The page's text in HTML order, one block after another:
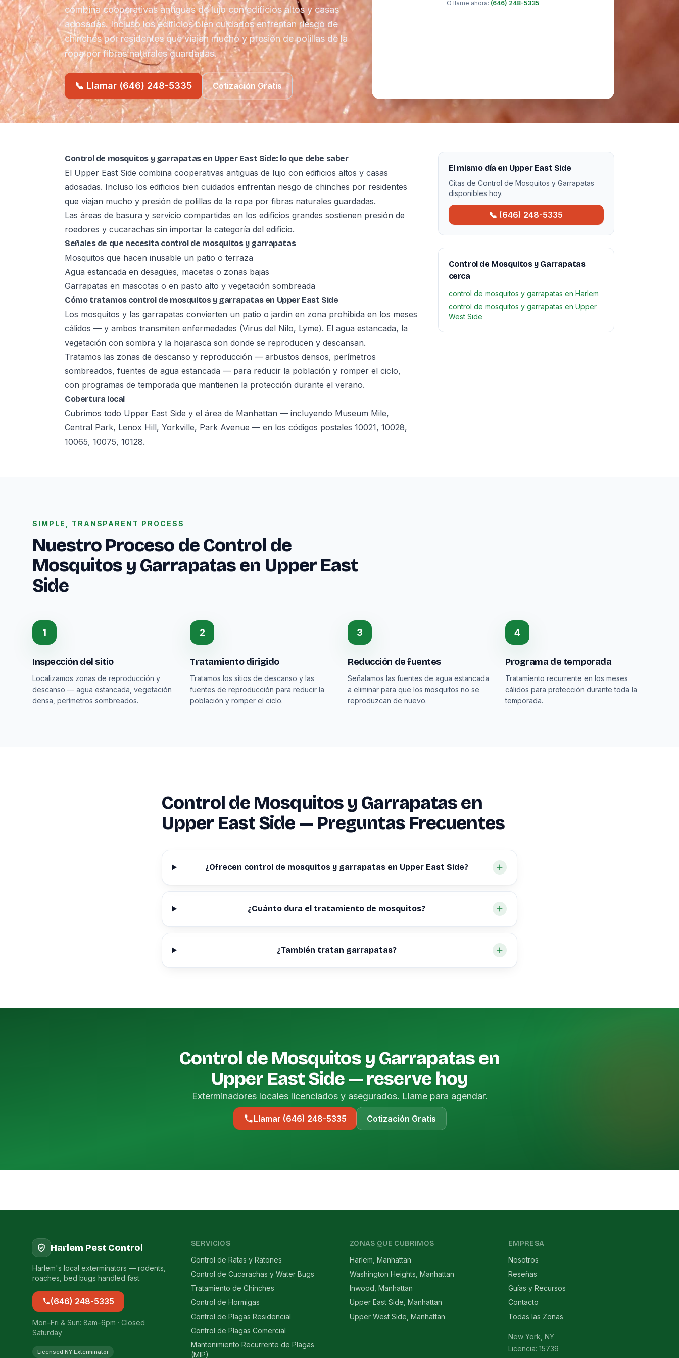
combina cooperativas antiguas de lujo con edificios altos y casas
adosadas. Incluso los edificios bien cuidados enfrentan riesgo de
chinches por residentes que viajan mucho y presión de polillas de la
ropa por fibras naturales guardadas.
📞 Llamar (646) 248-5335 Cotización Gratis
O llame ahora: (646) 248-5335
Control de mosquitos y garrapatas en Upper East Side: lo que debe saber
El Upper East Side combina cooperativas antiguas de lujo con edificios altos y casas
adosadas. Incluso los edificios bien cuidados enfrentan riesgo de chinches por residentes
que viajan mucho y presión de polillas de la ropa por fibras naturales guardadas.
Las áreas de basura y servicio compartidas en los edificios grandes sostienen presión de
roedores y cucarachas sin importar la categoría del edificio.
Señales de que necesita control de mosquitos y garrapatas
Mosquitos que hacen inusable un patio o terraza
Agua estancada en desagües, macetas o zonas bajas
Garrapatas en mascotas o en pasto alto y vegetación sombreada
Cómo tratamos control de mosquitos y garrapatas en Upper East Side
Los mosquitos y las garrapatas convierten un patio o jardín en zona prohibida en los meses
cálidos — y ambos transmiten enfermedades (Virus del Nilo, Lyme). El agua estancada, la
vegetación con sombra y la hojarasca son donde se reproducen y descansan.
Tratamos las zonas de descanso y reproducción — arbustos densos, perímetros
sombreados, fuentes de agua estancada — para reducir la población y romper el ciclo,
con programas de temporada que mantienen la protección durante el verano.
Cobertura local
Cubrimos todo Upper East Side y el área de Manhattan — incluyendo Museum Mile,
Central Park, Lenox Hill, Yorkville, Park Avenue — en los códigos postales 10021, 10028,
10065, 10075, 10128.
El mismo día en Upper East Side
Citas de Control de Mosquitos y Garrapatas
disponibles hoy.
📞 (646) 248-5335
Control de Mosquitos y Garrapatas
cerca
control de mosquitos y garrapatas en Harlem
control de mosquitos y garrapatas en Upper
West Side
SIMPLE, TRANSPARENT PROCESS
Nuestro Proceso de Control de
Mosquitos y Garrapatas en Upper East
Side
1
Inspección del sitio
Localizamos zonas de reproducción y
descanso — agua estancada, vegetación
densa, perímetros sombreados.
2
Tratamiento dirigido
Tratamos los sitios de descanso y las
fuentes de reproducción para reducir la
población y romper el ciclo.
3
Reducción de fuentes
Señalamos las fuentes de agua estancada
a eliminar para que los mosquitos no se
reproduzcan de nuevo.
4
Programa de temporada
Tratamiento recurrente en los meses
cálidos para protección durante toda la
temporada.
Control de Mosquitos y Garrapatas en
Upper East Side — Preguntas Frecuentes
¿Ofrecen control de mosquitos y garrapatas en Upper East Side?
¿Cuánto dura el tratamiento de mosquitos?
¿También tratan garrapatas?
Control de Mosquitos y Garrapatas en
Upper East Side — reserve hoy
Exterminadores locales licenciados y asegurados. Llame para agendar.
Llamar (646) 248-5335 Cotización Gratis
Harlem Pest Control
Harlem's local exterminators — rodents,
roaches, bed bugs handled fast.
(646) 248-5335
Mon–Fri & Sun: 8am–6pm · Closed
Saturday
Licensed NY Exterminator
SERVICIOS
Control de Ratas y Ratones
Control de Cucarachas y Water Bugs
Tratamiento de Chinches
Control de Hormigas
Control de Plagas Residencial
Control de Plagas Comercial
Mantenimiento Recurrente de Plagas
(MIP)
ZONAS QUE CUBRIMOS
Harlem, Manhattan
Washington Heights, Manhattan
Inwood, Manhattan
Upper East Side, Manhattan
Upper West Side, Manhattan
EMPRESA
Nosotros
Reseñas
Guías y Recursos
Contacto
Todas las Zonas
New York, NY
Licencia: 15739